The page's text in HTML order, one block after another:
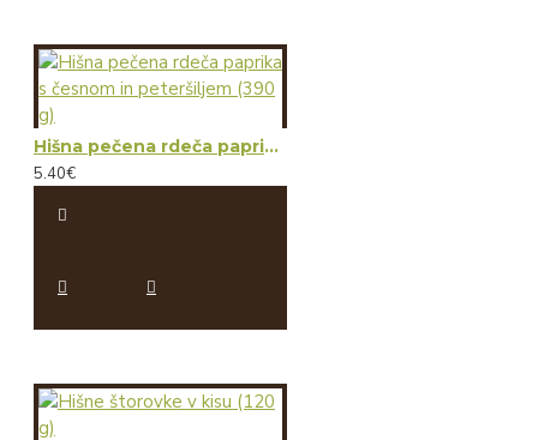
Hišna pečena rdeča paprika s česnom in peteršiljem (390 g)
5.40€